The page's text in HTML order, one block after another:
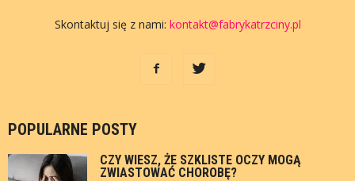
Skontaktuj się z nami: kontakt@fabrykatrzciny.pl
POPULARNE POSTY
CZY WIESZ, ŻE SZKLISTE OCZY MOGĄ
ZWIASTOWAĆ CHOROBĘ?